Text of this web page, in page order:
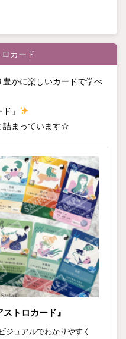
カード
かに楽しいカードで学べ
」
詰まっています☆